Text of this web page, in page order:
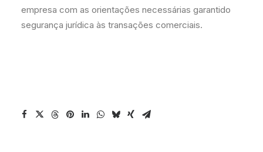
empresa com as orientações necessárias garantido
segurança jurídica às transações comerciais.